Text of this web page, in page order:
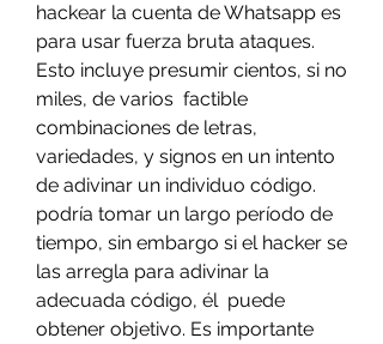
hackear la cuenta de Whatsapp es
para usar fuerza bruta ataques.
Esto incluye presumir cientos, si no
miles, de varios  factible
combinaciones de letras,
variedades, y signos en un intento
de adivinar un individuo código.
podría tomar un largo período de
tiempo, sin embargo si el hacker se
las arregla para adivinar la
adecuada código, él  puede
obtener objetivo. Es importante